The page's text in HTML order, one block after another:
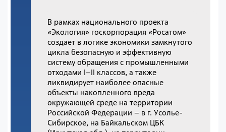
В рамках национального проекта
«Экология» госкорпорация «Росатом»
создает в логике экономики замкнутого
цикла безопасную и эффективную
систему обращения с промышленными
отходами I–II классов, а также
ликвидирует наиболее опасные
объекты накопленного вреда
окружающей среде на территории
Российской Федерации – в г. Усолье-
Сибирское, на Байкальском ЦБК